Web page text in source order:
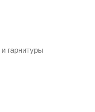
гарнитуры